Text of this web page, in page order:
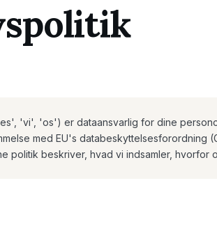
'vi', 'os') er dataansvarlig for dine
med EU's databeskyttelsesforordning
politik beskriver, hvad vi indsamler, hvorfor